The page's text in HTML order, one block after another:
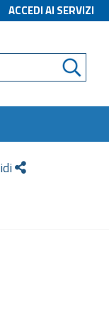
ACCEDI AI SERVIZI